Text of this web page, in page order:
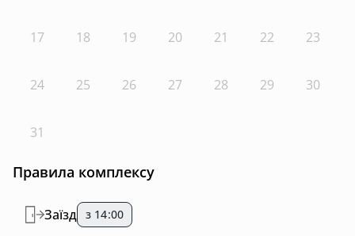
17 18 19 20 21 22 23
24 25 26 27 28 29 30
31
Правила комплексу
Заїзд з 14:00